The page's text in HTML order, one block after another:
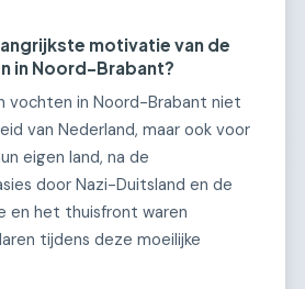
motivatie van de
in Noord-Brabant?
vochten in Noord-Brabant niet
van Nederland, maar ook voor
eigen land, na de
door Nazi-Duitsland en de
en het thuisfront waren
tijdens deze moeilijke